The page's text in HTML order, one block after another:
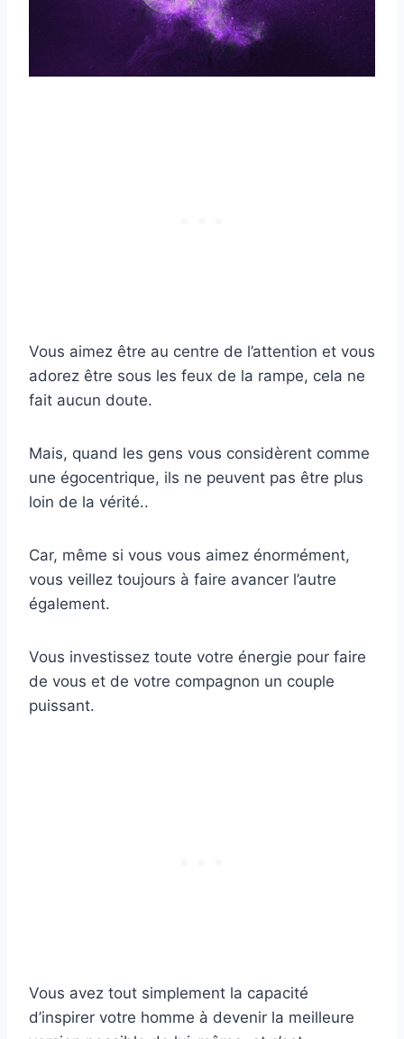
Vous aimez être au centre de l’attention et vous
adorez être sous les feux de la rampe, cela ne
fait aucun doute.
Mais, quand les gens vous considèrent comme
une égocentrique, ils ne peuvent pas être plus
loin de la vérité..
Car, même si vous vous aimez énormément,
vous veillez toujours à faire avancer l’autre
également.
Vous investissez toute votre énergie pour faire
de vous et de votre compagnon un couple
puissant.
Vous avez tout simplement la capacité
d’inspirer votre homme à devenir la meilleure